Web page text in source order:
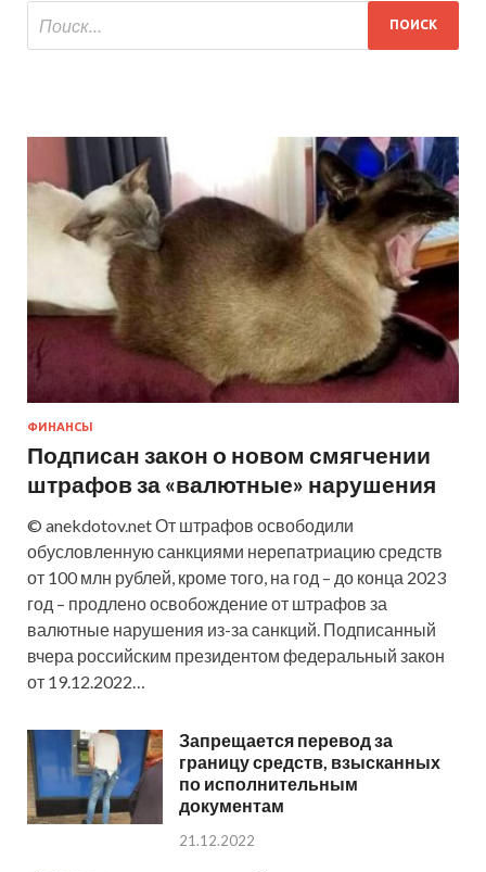
ФИНАНСЫ
Подписан закон о новом смягчении
штрафов за «валютные» нарушения
© anekdotov.net От штрафов освободили
обусловленную санкциями нерепатриацию средств
от 100 млн рублей, кроме того, на год – до конца 2023
год – продлено освобождение от штрафов за
валютные нарушения из-за санкций. Подписанный
вчера российским президентом федеральный закон
от 19.12.2022…
Запрещается перевод за
границу средств, взысканных
по исполнительным
документам
21.12.2022